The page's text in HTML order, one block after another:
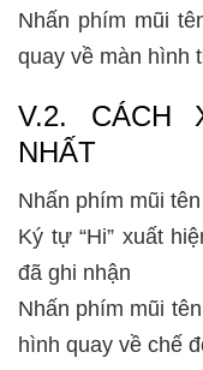
Nhấn phím mũi
quay về màn hình
V.2. CÁCH
NHẤT
Nhấn phím mũi
Ký tự “Hi” xuất
đã ghi nhận
Nhấn phím mũi
hình quay về chế